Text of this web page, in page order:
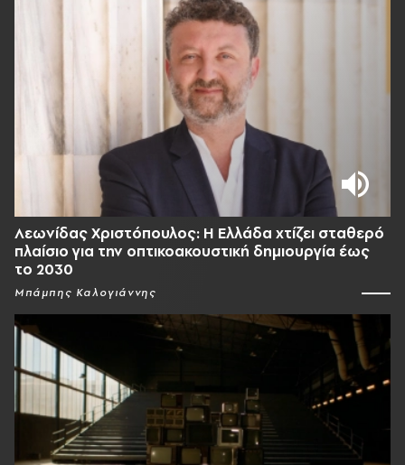
Λεωνίδας Χριστόπουλος: Η Ελλάδα χτίζει σταθερό
πλαίσιο για την οπτικοακουστική δημιουργία έως
το 2030
Μπάμπης Καλογιάννης